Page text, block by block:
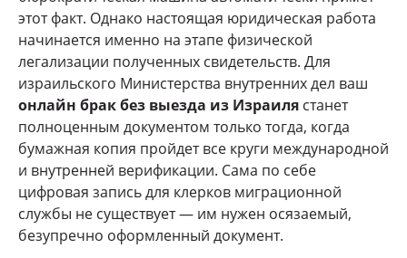
этот факт. Однако настоящая юридическая работа
начинается именно на этапе физической
легализации полученных свидетельств. Для
израильского Министерства внутренних дел ваш
онлайн брак без выезда из Израиля станет
полноценным документом только тогда, когда
бумажная копия пройдет все круги международной
и внутренней верификации. Сама по себе
цифровая запись для клерков миграционной
службы не существует — им нужен осязаемый,
безупречно оформленный документ.